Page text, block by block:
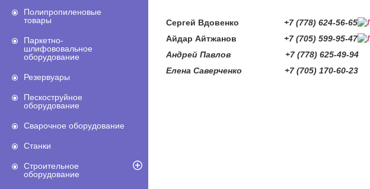
Полипропиленовые
товары
Паркетно-
шлифововальное
оборудование
Резервуары
Пескоструйное
оборудование
Сварочное оборудование
Станки
Строительное
оборудование
Сергей Вдовенко +7 (778) 624-56-65
Айдар Айтжанов
+7 (705) 599-95-47
Андрей Павлов +7 (778) 625-49-94
Елена Саверченко +7 (705) 170-60-23